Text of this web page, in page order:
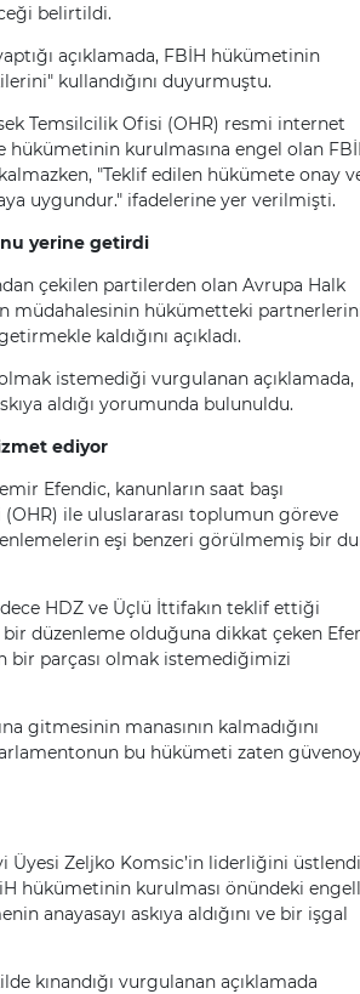
belirtildi.
açıklamada, FBİH hükümetinin
kullandığını duyurmuştu.
Temsilcilik Ofisi (OHR) resmi internet
hükümetinin kurulmasına engel olan
"Teklif edilen hükümete onay
uygundur." ifadelerine yer verilmişti.
yerine getirdi
çekilen partilerden olan Avrupa Halk
müdahalesinin hükümetteki
kaldığını açıkladı.
istemediği vurgulanan açıklamada,
aldığı yorumunda bulunuldu.
ediyor
Efendic, kanunların saat başı
ile uluslararası toplumun göreve
eşi benzeri görülmemiş bir
HDZ ve Üçlü İttifakın teklif ettiği
düzenleme olduğuna dikkat çeken
bir parçası olmak istemediğimizi
gitmesinin manasının kalmadığını
bu hükümeti zaten
Üyesi Zeljko Komsic’in liderliğini
hükümetinin kurulması önündeki
anayasayı askıya aldığını ve bir işgal
kınandığı vurgulanan açıklamada